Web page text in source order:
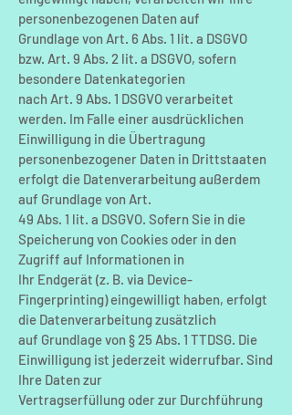
personenbezogenen Daten auf
Grundlage von Art. 6 Abs. 1 lit. a DSGVO
bzw. Art. 9 Abs. 2 lit. a DSGVO, sofern
besondere Datenkategorien
nach Art. 9 Abs. 1 DSGVO verarbeitet
werden. Im Falle einer ausdrücklichen
Einwilligung in die Übertragung
personenbezogener Daten in Drittstaaten
erfolgt die Datenverarbeitung außerdem
auf Grundlage von Art.
49 Abs. 1 lit. a DSGVO. Sofern Sie in die
Speicherung von Cookies oder in den
Zugriff auf Informationen in
Ihr Endgerät (z. B. via Device-
Fingerprinting) eingewilligt haben, erfolgt
die Datenverarbeitung zusätzlich
auf Grundlage von § 25 Abs. 1 TTDSG. Die
Einwilligung ist jederzeit widerrufbar. Sind
Ihre Daten zur
Vertragserfüllung oder zur Durchführung